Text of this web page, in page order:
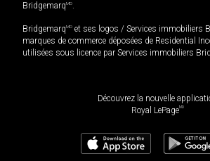
BridgemarqMD.
BridgemarqMD et ses logos / Services immobiliers
marques de commerce déposées de Residential
utilisées sous licence par Services immobiliers
Découvrez la nouvelle
Royal LePageMD